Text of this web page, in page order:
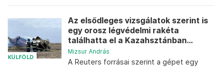
KÜLFÖLD
Az elsődleges vizsgálatok szerint is
egy orosz légvédelmi rakéta
találhatta el a Kazahsztánban...
Mizsur András
A Reuters forrásai szerint a gépet egy